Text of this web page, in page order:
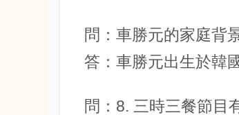
問：車勝元的家庭背
答：車勝元出生於韓
問：8. 三時三餐節目